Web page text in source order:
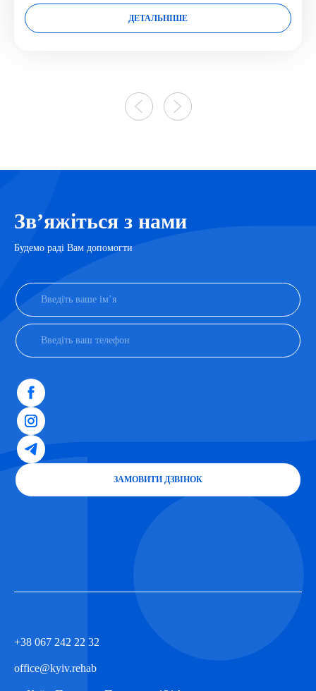
ДЕТАЛЬНІШЕ
Звʼяжіться з нами
Будемо раді Вам допомогти
ЗАМОВИТИ ДЗВІНОК
+38 067 242 22 32
office@kyiv.rehab